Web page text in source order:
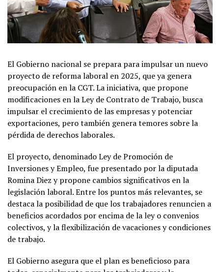
El Gobierno nacional se prepara para impulsar un nuevo
proyecto de reforma laboral en 2025, que ya genera
preocupación en la CGT. La iniciativa, que propone
modificaciones en la Ley de Contrato de Trabajo, busca
impulsar el crecimiento de las empresas y potenciar
exportaciones, pero también genera temores sobre la
pérdida de derechos laborales.
El proyecto, denominado Ley de Promoción de
Inversiones y Empleo, fue presentado por la diputada
Romina Diez y propone cambios significativos en la
legislación laboral. Entre los puntos más relevantes, se
destaca la posibilidad de que los trabajadores renuncien a
beneficios acordados por encima de la ley o convenios
colectivos, y la flexibilización de vacaciones y condiciones
de trabajo.
El Gobierno asegura que el plan es beneficioso para